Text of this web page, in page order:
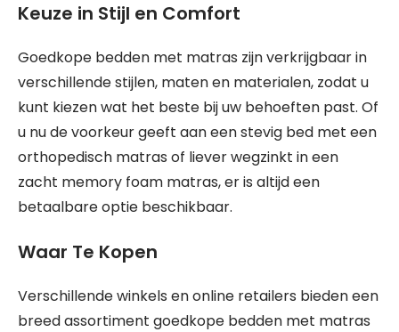
Keuze in Stijl en Comfort
Goedkope bedden met matras zijn verkrijgbaar in
verschillende stijlen, maten en materialen, zodat u
kunt kiezen wat het beste bij uw behoeften past. Of
u nu de voorkeur geeft aan een stevig bed met een
orthopedisch matras of liever wegzinkt in een
zacht memory foam matras, er is altijd een
betaalbare optie beschikbaar.
Waar Te Kopen
Verschillende winkels en online retailers bieden een
breed assortiment goedkope bedden met matras